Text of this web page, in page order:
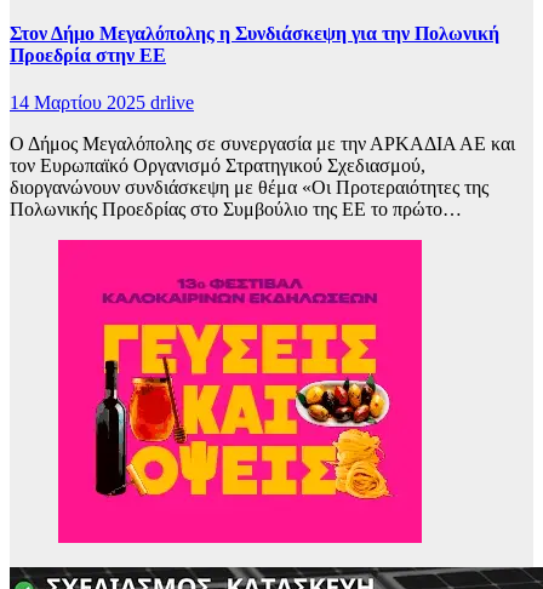
Στον Δήμο Μεγαλόπολης η Συνδιάσκεψη για την Πολωνική
Προεδρία στην ΕΕ
14 Μαρτίου 2025 drlive
Ο Δήμος Μεγαλόπολης σε συνεργασία με την ΑΡΚΑΔΙΑ ΑΕ και
τον Ευρωπαϊκό Οργανισμό Στρατηγικού Σχεδιασμού,
διοργανώνουν συνδιάσκεψη με θέμα «Οι Προτεραιότητες της
Πολωνικής Προεδρίας στο Συμβούλιο της ΕΕ το πρώτο…